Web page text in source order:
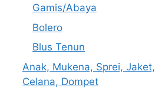
Gamis/Abaya
Bolero
Blus Tenun
Anak, Mukena, Sprei, Jaket,
Celana, Dompet